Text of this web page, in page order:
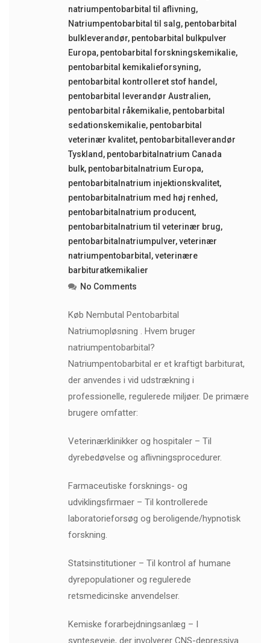
natriumpentobarbital til aflivning,
Natriumpentobarbital til salg, pentobarbital
bulkleverandør, pentobarbital bulkpulver
Europa, pentobarbital forskningskemikalie,
pentobarbital kemikalieforsyning,
pentobarbital kontrolleret stof handel ,
pentobarbital leverandør Australien,
pentobarbital råkemikalie, pentobarbital
sedationskemikalie, pentobarbital
veterinær kvalitet, pentobarbitalleverandør
Tyskland , pentobarbitalnatrium Canada
bulk, pentobarbitalnatrium Europa,
pentobarbitalnatrium injektionskvalitet,
pentobarbitalnatrium med høj renhed ,
pentobarbitalnatrium producent,
pentobarbitalnatrium til veterinær brug,
pentobarbitalnatriumpulver,veterinær
natriumpentobarbital ,veterinære
barbituratkemikalier
No Comments
Køb Nembutal Pentobarbital
Natriumopløsning . Hvem bruger
natriumpentobarbital?
Natriumpentobarbital er et kraftigt barbiturat,
der anvendes i vid udstrækning i
professionelle, regulerede miljøer. De primære
brugere omfatter:
Veterinærklinikker og hospitaler – Til
dyrebedøvelse og aflivningsprocedurer.
Farmaceutiske forsknings- og
udviklingsfirmaer – Til kontrollerede
laboratorieforsøg og beroligende/hypnotisk
forskning.
Statsinstitutioner – Til kontrol af humane
dyrepopulationer og regulerede
retsmedicinske anvendelser.
Kemiske forarbejdningsanlæg – I
synteseveje, der involverer CNS-depressiva.